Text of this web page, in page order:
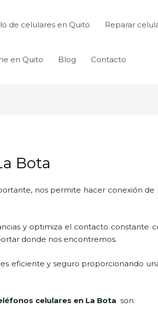
de celulares en Quito Reparar
en Quito Blog Contacto
Bota
nos permite hacer conexión de
y optimiza el contacto constante
donde nos encontremos.
es eficiente y seguro proporcionando
celulares en La Botason: